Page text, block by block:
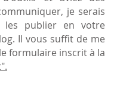
je serais
les publier en votre
Il vous suffit de me
formulaire inscrit à la